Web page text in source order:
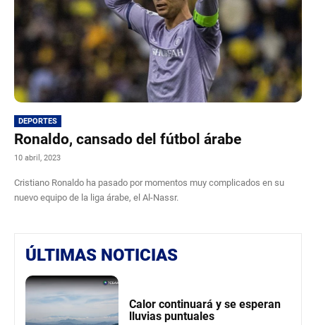
DEPORTES
Ronaldo, cansado del fútbol árabe
10 abril, 2023
Cristiano Ronaldo ha pasado por momentos muy complicados en su
nuevo equipo de la liga árabe, el Al-Nassr.
ÚLTIMAS NOTICIAS
Calor continuará y se esperan
lluvias puntuales